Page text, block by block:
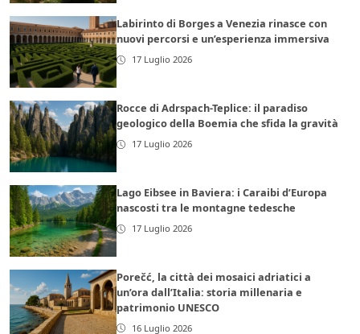
Labirinto di Borges a Venezia rinasce con
nuovi percorsi e un’esperienza immersiva
17 Luglio 2026
Rocce di Adrspach-Teplice: il paradiso
geologico della Boemia che sfida la gravità
17 Luglio 2026
Lago Eibsee in Baviera: i Caraibi d’Europa
nascosti tra le montagne tedesche
17 Luglio 2026
Porečć, la città dei mosaici adriatici a
un’ora dall’Italia: storia millenaria e
patrimonio UNESCO
16 Luglio 2026